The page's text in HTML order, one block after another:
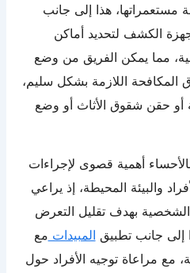
هذا إلى جانب
الكشف لتحديد أماكن
مما يمكن الفريق من وضع
اللازمة بشكل سليم،
أو حقن شقوق الأثاث أو وضع
أهمية قصوى لإجراءات
والبيئة المحيطة، إذ يراعي
الشخصية بهدف تقليل التعرض
إلى جانب تطبيق المبيدات مع
مع مراعاة توجيه الأفراد حول